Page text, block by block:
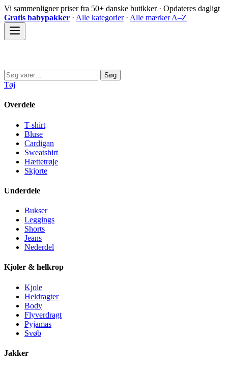
Spring
til
indhold
Vi sammenligner priser fra 50+ danske butikker · Opdateres dagligt
Gratis babypakker · Alle kategorier· Alle mærker A–Z
Søg
efter:
Søg
Tøj
Overdele
T-shirt
Bluse
Cardigan
Sweatshirt
Hættetrøje
Skjorte
Underdele
Bukser
Leggings
Shorts
Jeans
Nederdel
Kjoler & helkrop
Kjole
Heldragter
Body
Flyverdragt
Pyjamas
Svøb
Jakker